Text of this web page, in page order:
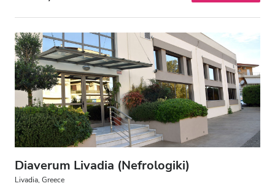
Diaverum Livadia (Nefrologiki)
Livadia, Greece